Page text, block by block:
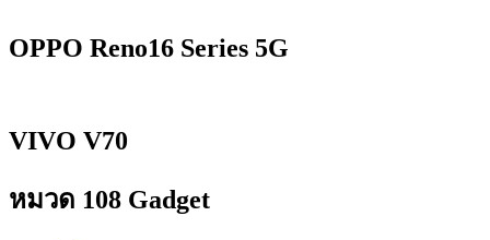
OPPO Reno16 Series 5G
VIVO V70
หมวด 108 Gadget